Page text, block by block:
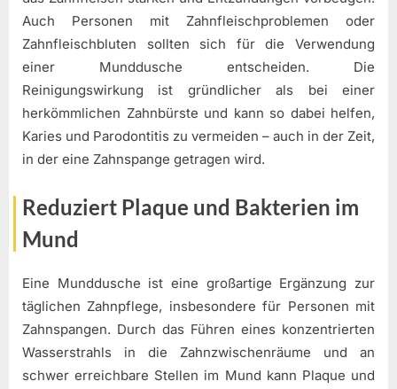
Auch Personen mit Zahnfleischproblemen oder
Zahnfleischbluten sollten sich für die Verwendung
einer Munddusche entscheiden. Die
Reinigungswirkung ist gründlicher als bei einer
herkömmlichen Zahnbürste und kann so dabei helfen,
Karies und Parodontitis zu vermeiden – auch in der Zeit,
in der eine Zahnspange getragen wird.
Reduziert Plaque und Bakterien im
Mund
Eine Munddusche ist eine großartige Ergänzung zur
täglichen Zahnpflege, insbesondere für Personen mit
Zahnspangen. Durch das Führen eines konzentrierten
Wasserstrahls in die Zahnzwischenräume und an
schwer erreichbare Stellen im Mund kann Plaque und